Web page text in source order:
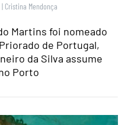
| Cristina Mendonça
Martins foi nomeado
de Portugal,
da Silva assume
Porto